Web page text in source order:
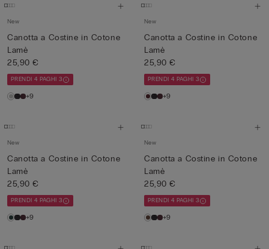
New
Canotta a Costine in Cotone
Lamè
25,90 €
PRENDI 4 PAGHI 3
+9
New
Canotta a Costine in Cotone
Lamè
25,90 €
PRENDI 4 PAGHI 3
+9
New
Canotta a Costine in Cotone
Lamè
25,90 €
PRENDI 4 PAGHI 3
+9
New
Canotta a Costine in Cotone
Lamè
25,90 €
PRENDI 4 PAGHI 3
+9